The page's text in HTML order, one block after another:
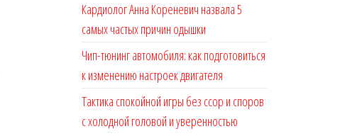
Кардиолог Анна Кореневич назвала 5
самых частых причин одышки
Чип-тюнинг автомобиля: как подготовиться
к изменению настроек двигателя
Тактика спокойной игры без ссор и споров
с холодной головой и уверенностью